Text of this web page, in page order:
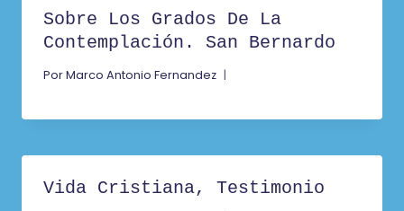
Sobre Los Grados De La
Contemplación. San Bernardo
PorMarco Antonio Fernandez
Vida Cristiana, Testimonio